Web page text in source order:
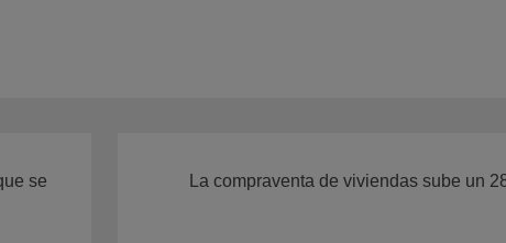
se
La compraventa de viviendas sube un